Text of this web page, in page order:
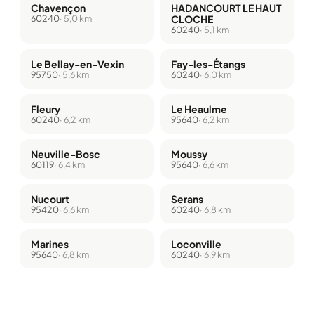
Chavençon
60240· 5,0 km
HADANCOURT LE HAUT
CLOCHE
60240· 5,1 km
Le Bellay-en-Vexin
95750· 5,6 km
Fay-les-Étangs
60240· 6,0 km
Fleury
60240· 6,2 km
Le Heaulme
95640· 6,2 km
Neuville-Bosc
60119· 6,4 km
Moussy
95640· 6,6 km
Nucourt
95420· 6,6 km
Serans
60240· 6,8 km
Marines
95640· 6,8 km
Loconville
60240· 6,9 km